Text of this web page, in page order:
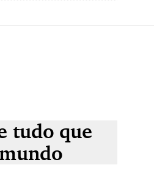
tudo que